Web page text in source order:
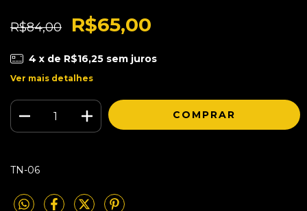
R$84,00 R$65,00
4 x de R$16,25 sem juros
Ver mais detalhes
TN-06